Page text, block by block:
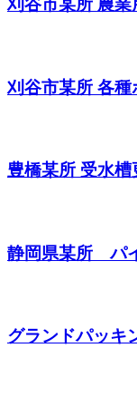
刈谷市某所 各
豊橋某所 受水槽
静岡県某所 パ
グランドパッ